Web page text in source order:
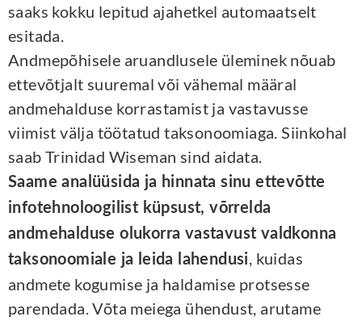
saaks kokku lepitud ajahetkel automaatselt
esitada.
Andmepõhisele aruandlusele üleminek nõuab
ettevõtjalt suuremal või vähemal määral
andmehalduse korrastamist ja vastavusse
viimist välja töötatud taksonoomiaga. Siinkohal
saab Trinidad Wiseman sind aidata.
Saame analüüsida ja hinnata sinu ettevõtte
infotehnoloogilist küpsust, võrrelda
andmehalduse olukorra vastavust valdkonna
taksonoomiale ja leida lahendusi, kuidas
andmete kogumise ja haldamise protsesse
parendada. Võta meiega ühendust, arutame